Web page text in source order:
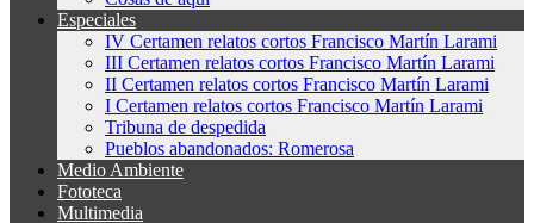
Especiales
IV Certamen relatos cortos Francisco Martín Larami
III Certamen relatos cortos Francisco Martín Larami
II Certamen relatos cortos Francisco Martín Larami
I Certamen relatos cortos Francisco Martín Larami
Tribuna de despedida
Pueblos abandonados: Romerosa
Medio Ambiente
Fototeca
Multimedia